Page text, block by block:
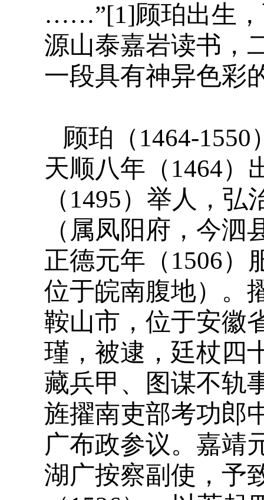
……”[1]顾珀出生，
源山泰嘉岩读书，
一段具有神异色彩
顾珀（1464-
天顺八年（1464）
（1495）举人，
（属凤阳府，今
正德元年（1506）
位于皖南腹地）。
鞍山市，位于安徽
瑾，被逮，廷杖四
藏兵甲、图谋不轨
旌擢南吏部考功郎
广布政参议。嘉靖
湖广按察副使，予